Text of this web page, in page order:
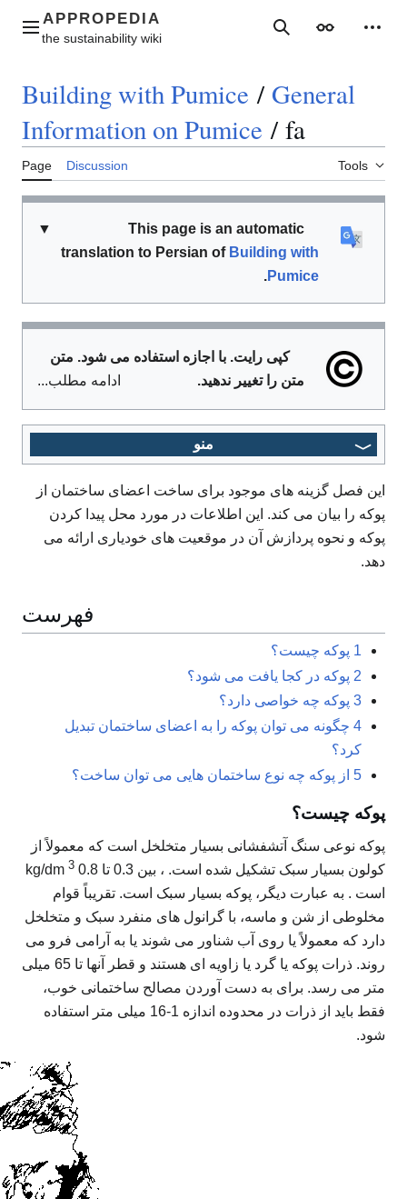
contentMain menu SearchAppearance
Building with Pumice / General
Information on Pumice / fa
Page Discussion Tools
▼
This page is an automatic
translation to Persian of Building with
Pumice
.
کپی رایت. با اجازه استفاده می شود. متن
متن را تغییر ندهید.
ادامه مطلب...
منو
این فصل گزینه های موجود برای ساخت اعضای ساختمان از
پوکه را بیان می کند. این اطلاعات در مورد محل پیدا کردن
پوکه و نحوه پردازش آن در موقعیت های خودیاری ارائه می
دهد.
فهرست
1 پوکه چیست؟
2 پوکه در کجا یافت می شود؟
3 پوکه چه خواصی دارد؟
4 چگونه می توان پوکه را به اعضای ساختمان تبدیل
کرد؟
5 از پوکه چه نوع ساختمان هایی می توان ساخت؟
پوکه چیست؟
پوکه نوعی سنگ آتشفشانی بسیار متخلخل است که معمولاً از
کولون بسیار سبک تشکیل شده است. ، بین 0.3 تا 0.8 kg/dm
3
است . به عبارت دیگر، پوکه بسیار سبک است. تقریباً قوام
مخلوطی از شن و ماسه، با گرانول های منفرد سبک و متخلخل
دارد که معمولاً یا روی آب شناور می شوند یا به آرامی فرو می
روند. ذرات پوکه یا گرد یا زاویه ای هستند و قطر آنها تا 65 میلی
متر می رسد. برای به دست آوردن مصالح ساختمانی خوب،
فقط باید از ذرات در محدوده اندازه 1-16 میلی متر استفاده
شود.